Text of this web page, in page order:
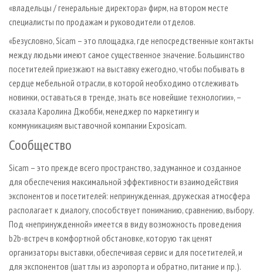
«владельцы / генеральные директора» фирм, на втором месте
специалисты по продажам и руководители отделов.
«Безусловно, Sicam – это площадка, где непосредственные контакты
между людьми имеют самое существенное значение. Большинство
посетителей приезжают на выставку ежегодно, чтобы побывать в
сердце мебельной отрасли, в которой необходимо отслеживать
новинки, оставаться в тренде, знать все новейшие технологии», –
сказала Каролина Джобби, менеджер по маркетингу и
коммуникациям выставочной компании Exposicam.
Сообщество
Sicam – это прежде всего пространство, задуманное и созданное
для обеспечения максимальной эффективности взаимодействия
экспонентов и посетителей: непринужденная, дружеская атмосфера
располагает к диалогу, способствует пониманию, сравнению, выбору.
Под «непринужденной» имеется в виду возможность проведения
b2b-встреч в комфортной обстановке, которую так ценят
организаторы выставки, обеспечивая сервис и для посетителей, и
для экспонентов (шаттлы из аэропорта и обратно, питание и пр.).